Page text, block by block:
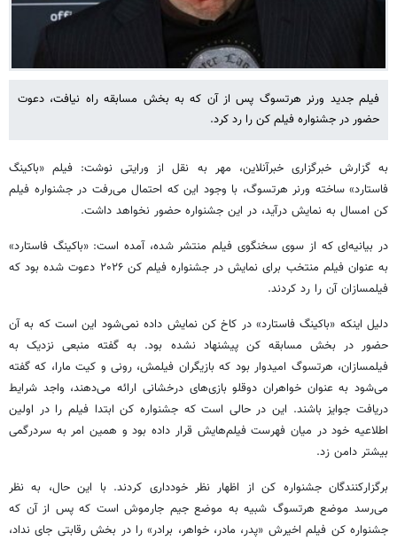
فیلم جدید ورنر هرتسوگ پس از آن که به بخش مسابقه راه نیافت، دعوت
حضور در جشنواره فیلم کن را رد کرد.
به گزارش خبرگزاری خبرآنلاین، مهر به نقل از ورایتی نوشت: فیلم «باکینگ
فاستارد» ساخته ورنر هرتسوگ، با وجود این که احتمال می‌رفت در جشنواره فیلم
کن امسال به نمایش درآید، در این جشنواره حضور نخواهد داشت.
در بیانیه‌ای که از سوی سخنگوی فیلم منتشر شده، آمده است: «باکینگ فاستارد»
به عنوان فیلم منتخب برای نمایش در جشنواره فیلم کن ۲۰۲۶ دعوت شده بود که
فیلمسازان آن را رد کردند.
دلیل اینکه «باکینگ فاستارد» در کاخ کن نمایش داده نمی‌شود این است که به آن
حضور در بخش مسابقه کن پیشنهاد نشده بود. به گفته منبعی نزدیک به
فیلمسازان، هرتسوگ امیدوار بود که بازیگران فیلمش، رونی و کیت مارا، که گفته
می‌شود به عنوان خواهران دوقلو بازی‌های درخشانی ارائه می‌دهند، واجد شرایط
دریافت جوایز باشند. این در حالی است که جشنواره کن ابتدا فیلم را در اولین
اطلاعیه خود در میان فهرست فیلم‌هایش قرار داده بود و همین امر به سردرگمی
بیشتر دامن زد.
برگزارکنندگان جشنواره کن از اظهار نظر خودداری کردند. با این حال، به نظر
می‌رسد موضع هرتسوگ شبیه به موضع جیم جارموش است که پس از آن که
جشنواره کن فیلم اخیرش «پدر، مادر، خواهر، برادر» را در بخش رقابتی جای نداد،